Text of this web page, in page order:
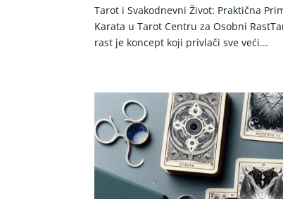
Tarot i Svakodnevni Život: Praktična
Karata u Tarot Centru za Osobni
rast je koncept koji privlači sve veći...